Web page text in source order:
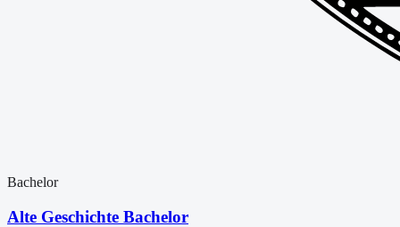
Bachelor
Alte Geschichte Bachelor